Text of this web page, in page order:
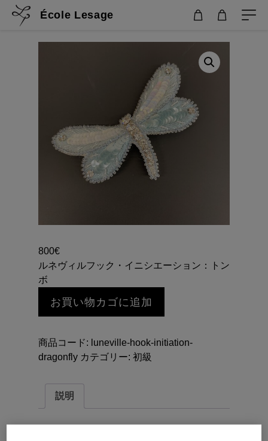
École Lesage
800€
ルネヴィルフック・イニシエーション：トン
ボ
ィ
ル
ク・
イ
ニ
お買い物カゴに追加
商品コード: luneville-hook-initiation-
dragonfly カテゴリー: 初級
説明